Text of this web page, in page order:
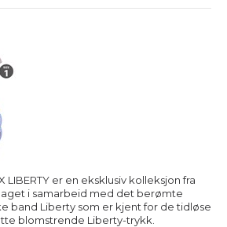
LIBERTY er en eksklusiv kolleksjon fra
i samarbeid med det berømte
band Liberty som er kjent for de tidløse
blomstrende Liberty-trykk.